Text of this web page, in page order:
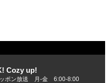
Cozy up!
ッポン放送 月-金 6:00-8:00